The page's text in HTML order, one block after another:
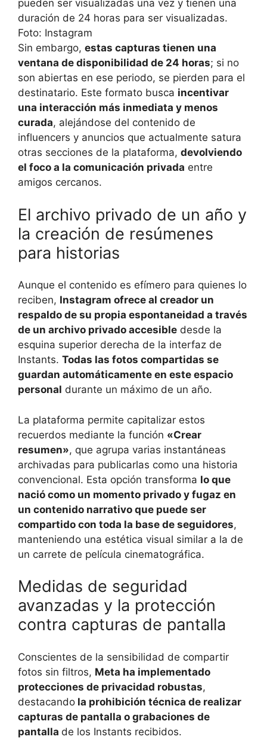
Sin embargo, estas capturas tienen una
ventana de disponibilidad de 24 horas; si no
son abiertas en ese periodo, se pierden para el
destinatario. Este formato busca incentivar
una interacción más inmediata y menos
curada, alejándose del contenido de
influencers y anuncios que actualmente satura
otras secciones de la plataforma, devolviendo
el foco a la comunicación privada entre
amigos cercanos.
El archivo privado de un año y
la creación de resúmenes
para historias
Aunque el contenido es efímero para quienes lo
reciben, Instagram ofrece al creador un
respaldo de su propia espontaneidad a través
de un archivo privado accesible desde la
esquina superior derecha de la interfaz de
Instants. Todas las fotos compartidas se
guardan automáticamente en este espacio
personal durante un máximo de un año.
La plataforma permite capitalizar estos
recuerdos mediante la función «Crear
resumen», que agrupa varias instantáneas
archivadas para publicarlas como una historia
convencional. Esta opción transforma lo que
nació como un momento privado y fugaz en
un contenido narrativo que puede ser
compartido con toda la base de seguidores,
manteniendo una estética visual similar a la de
un carrete de película cinematográfica.
Medidas de seguridad
avanzadas y la protección
contra capturas de pantalla
Conscientes de la sensibilidad de compartir
fotos sin filtros, Meta ha implementado
protecciones de privacidad robustas,
destacando la prohibición técnica de realizar
capturas de pantalla o grabaciones de
pantalla de los Instants recibidos.